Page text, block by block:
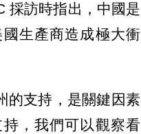
採訪時指出，中國是
生產商造成極大衝
的支持，是關鍵因素
，我們可以觀察看